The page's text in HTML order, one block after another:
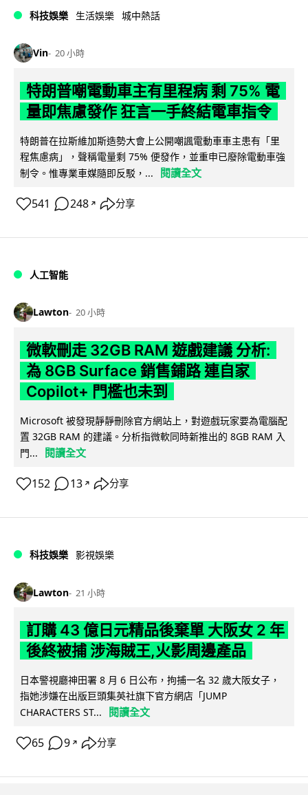
科技娛樂 生活娛樂 城中熱話
Vin 20 小時
特朗普嘲電動車主有里程病 剩 75% 電
量即焦慮發作 狂言一手終結電車指令
特朗普在拉斯維加斯造勢大會上公開嘲諷電動車車主患有「里
程焦慮病」，聲稱電量剩 75% 便發作，並重申已廢除電動車強
制令。惟專業車媒隨即反駁，...
閱讀全文
541 248 ↗ 分享
人工智能
Lawton 20 小時
微軟刪走 32GB RAM 遊戲建議 分析:
為 8GB Surface 銷售鋪路 連自家
Copilot+ 門檻也未到
Microsoft 被發現靜靜刪除官方網站上，對遊戲玩家要為電腦配
置 32GB RAM 的建議。分析指微軟同時新推出的 8GB RAM 入
門...
閱讀全文
152 13 ↗ 分享
科技娛樂 影視娛樂
Lawton 21 小時
訂購 43 億日元精品後棄單 大阪女 2 年
後終被捕 涉海賊王,火影周邊產品
日本警視廳神田署 8 月 6 日公布，拘捕一名 32 歲大阪女子，
指她涉嫌在出版巨頭集英社旗下官方網店「JUMP
CHARACTERS ST...
閱讀全文
65 9 ↗ 分享